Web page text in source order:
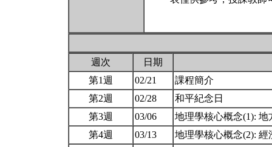
週次
日期
第1週
02/21
課程簡介
第2週
02/28
和平紀念日
第3週
03/06
地理學核心概念(1):
第4週
03/13 地理學核心概念(2):